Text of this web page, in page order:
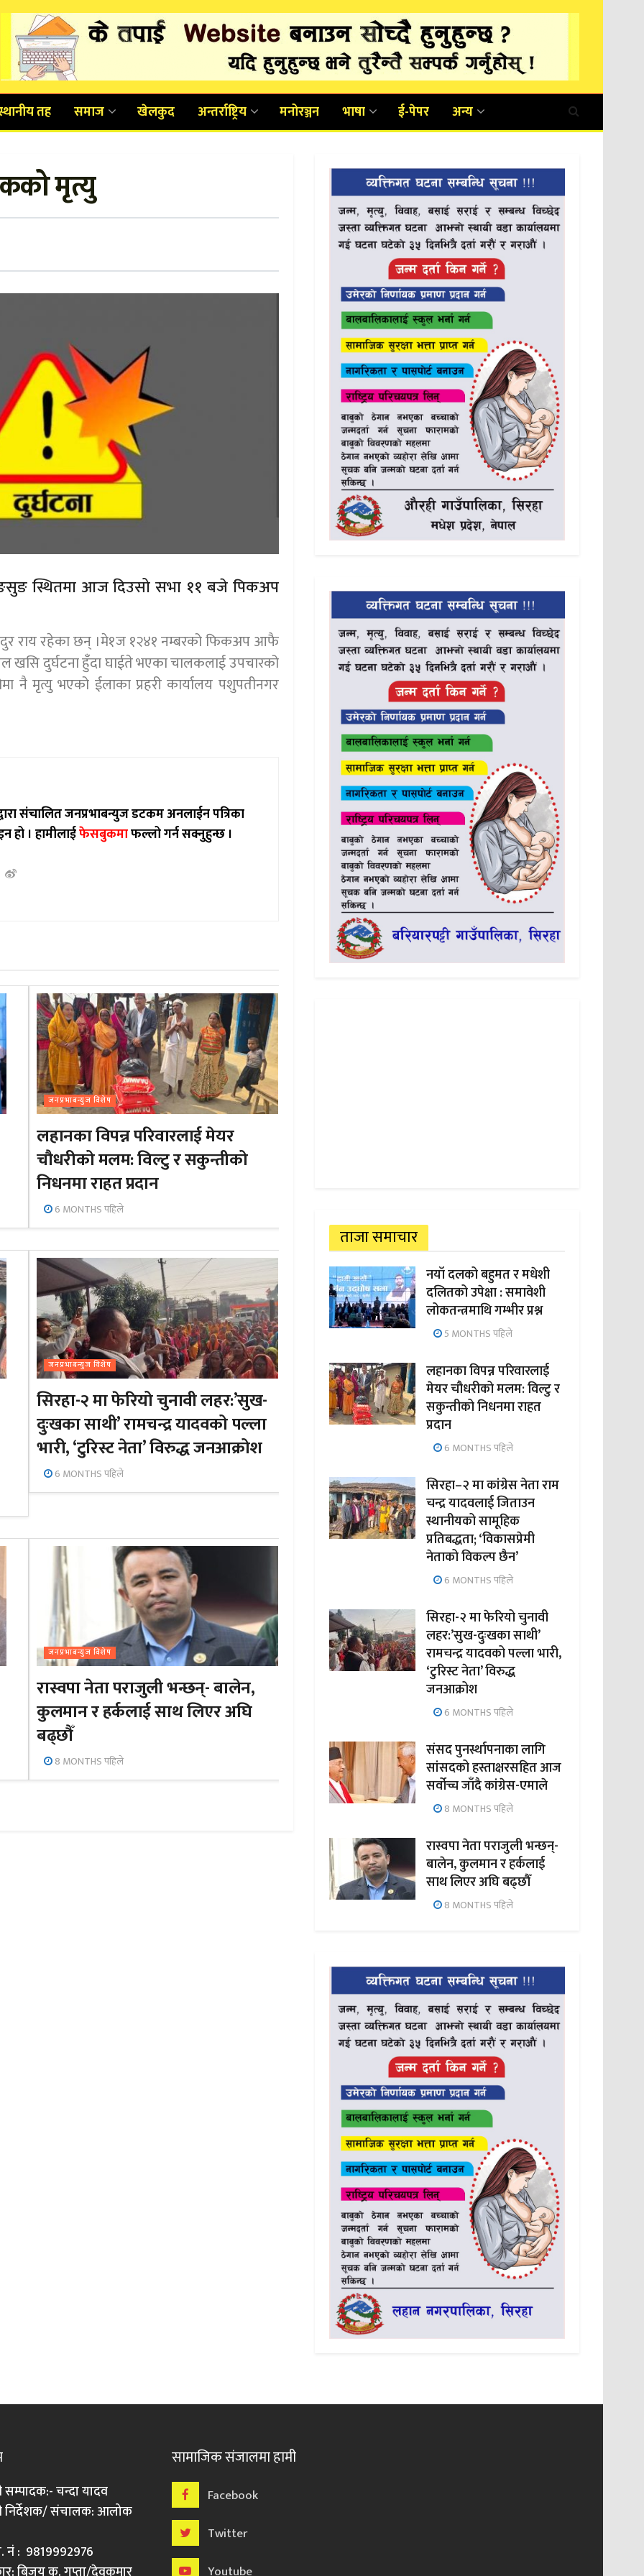
तह समाज खेलकुद अन्तर्राष्ट्रिय मनोरञ्जन भाषा ई-पेपर अन्य
मृत्यु
स्थितमा आज दिउसो सभा ११ बजे पिकअप
राय रहेका छन् ।मे१ज १२४१ नम्बरको फिकअप आफै
खसि दुर्घटना हुँदा घाईते भएका चालकलाई उपचारको
नै मृत्यु भएको ईलाका प्रहरी कार्यालय पशुपतीनगर
संचालित जनप्रभाबन्युज डटकम अनलाईन पत्रिका
हो ।हामीलाईफेसबुकमाफल्लो गर्न सक्नुहुन्छ ।
जनप्रभाबन्युज विशेष
लहानका विपन्न परिवारलाई मेयर
चौधरीको मलम: विल्टु र सकुन्तीको
निधनमा राहत प्रदान
6 MONTHS पहिले
जनप्रभाबन्युज विशेष
सिरहा-२ मा फेरियो चुनावी लहर:’सुख-
दुःखका साथी’ रामचन्द्र यादवको पल्ला
भारी, ‘टुरिस्ट नेता’ विरुद्ध जनआक्रोश
6 MONTHS पहिले
जनप्रभाबन्युज विशेष
रास्वपा नेता पराजुली भन्छन्- बालेन,
कुलमान र हर्कलाई साथ लिएर अघि
बढ्छौँ
8 MONTHS पहिले
ताजा समाचार
नयाँ दलको बहुमत र मधेशी
दलितको उपेक्षा : समावेशी
लोकतन्त्रमाथि गम्भीर प्रश्न
5 MONTHS पहिले
लहानका विपन्न परिवारलाई
मेयर चौधरीको मलम: विल्टु र
सकुन्तीको निधनमा राहत
प्रदान
6 MONTHS पहिले
सिरहा–२ मा कांग्रेस नेता राम
चन्द्र यादवलाई जिताउन
स्थानीयको सामूहिक
प्रतिबद्धता; ‘विकासप्रेमी
नेताको विकल्प छैन’
6 MONTHS पहिले
सिरहा-२ मा फेरियो चुनावी
लहर:’सुख-दुःखका साथी’
रामचन्द्र यादवको पल्ला भारी,
‘टुरिस्ट नेता’ विरुद्ध
जनआक्रोश
6 MONTHS पहिले
संसद पुनर्स्थापनाका लागि
सांसदको हस्ताक्षरसहित आज
सर्वोच्च जाँदै कांग्रेस-एमाले
8 MONTHS पहिले
रास्वपा नेता पराजुली भन्छन्-
बालेन, कुलमान र हर्कलाई
साथ लिएर अघि बढ्छौँ
8 MONTHS पहिले
सम्पादक:- चन्दा यादव
निर्देशक/ संचालक: आलोक
नं : 9819992976
सामाजिक संजालमा हामी
Facebook
Twitter
Youtube